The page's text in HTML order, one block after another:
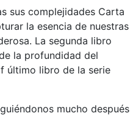
sus complejidades Carta
la esencia de nuestras
La segunda libro
la profundidad del
último libro de la serie
mucho después